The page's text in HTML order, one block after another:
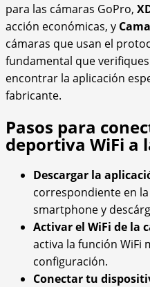
para las cámaras GoPro,
acción económicas, y
cámaras que usan el
fundamental que
encontrar la aplicación
fabricante.
Pasos para
deportiva WiFi a
Descargar la
correspondiente en
smartphone y
Activar el WiFi de la
activa la función WiFi
configuración.
Conectar tu